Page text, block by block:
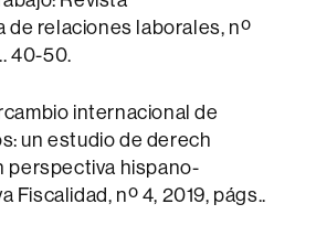
de relaciones laborales, nº
40-50.
internacional de
un estudio de derech
perspectiva hispano-
Fiscalidad, nº 4, 2019, págs..